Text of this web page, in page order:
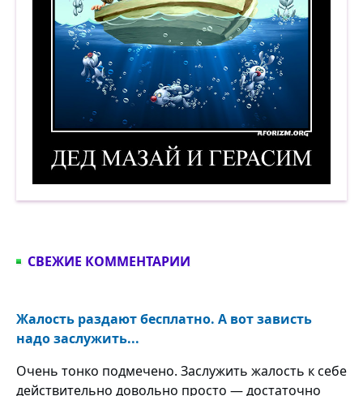
СВЕЖИЕ КОММЕНТАРИИ
Жалость раздают бесплатно. А вот зависть
надо заслужить...
Очень тонко подмечено. Заслужить жалость к себе
действительно довольно просто — достаточно